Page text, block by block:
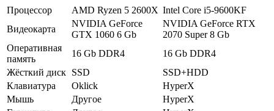
Процессор AMD Ryzen 5 2600X Intel Core i5-9600KF
Видеокарта
NVIDIA GeForce
GTX 1060 6 Gb
NVIDIA GeForce RTX
2070 Super 8 Gb
Оперативная
память
16 Gb DDR4
16 Gb DDR4
Жёсткий диск SSD
SSD+HDD
Клавиатура
Oklick
HyperX
Мышь
Другое
HyperX